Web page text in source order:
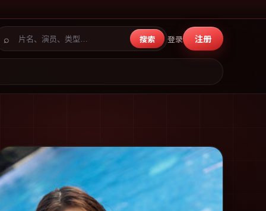
⌕ 搜索 登录 注册